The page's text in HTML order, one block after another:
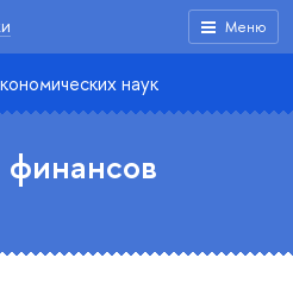
Меню
наук